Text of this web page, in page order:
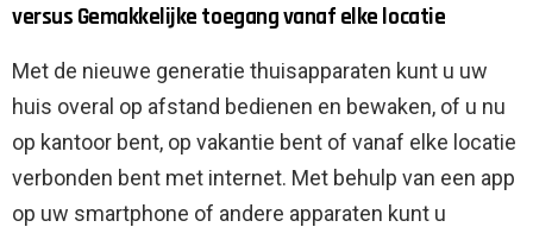
versus Gemakkelijke toegang vanaf elke locatie
Met de nieuwe generatie thuisapparaten kunt u uw
huis overal op afstand bedienen en bewaken, of u nu
op kantoor bent, op vakantie bent of vanaf elke locatie
verbonden bent met internet. Met behulp van een app
op uw smartphone of andere apparaten kunt u